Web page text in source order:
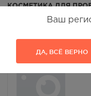
Ваш
ДА, ВСЁ ВЕРНО
КОСМЕТИКА ДЛЯ